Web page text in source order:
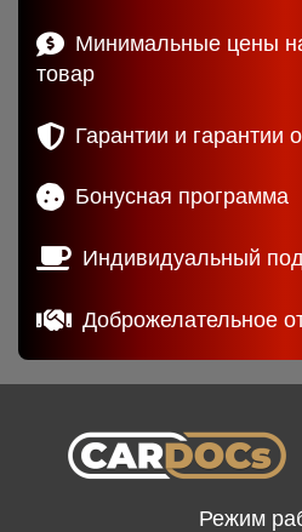
Минимальные цены
товар
Гарантии и гарантии
Бонусная программа
Индивидуальный
Доброжелательное
Режим